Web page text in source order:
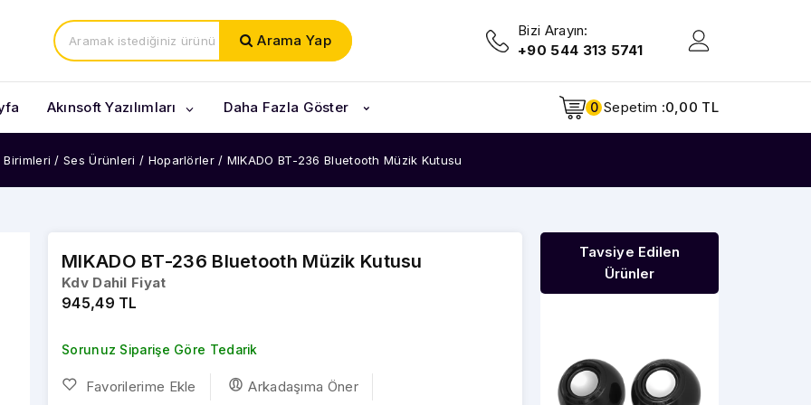
Arama Yap
Bizi Arayın:
+90 544 313 5741
Akınsoft Yazılımları
E-Ticaret Paketleri
Daha Fazla Göster
Okuyucular Masaüstü
Okuyucular El Tipi
Hesaplamalı Teraziler
Notebooklar
Çantalar
0 Sepetim :0,00 TL
Birimleri / Ses Ürünleri / Hoparlörler / MIKADO BT-236 Bluetooth Müzik Kutusu
MIKADO BT-236 Bluetooth Müzik Kutusu
Kdv Dahil Fiyat
945,49 TL
Sorunuz Siparişe Göre Tedarik
Favorilerime Ekle Arkadaşıma Öner
Tavsiye Edilen
Ürünler